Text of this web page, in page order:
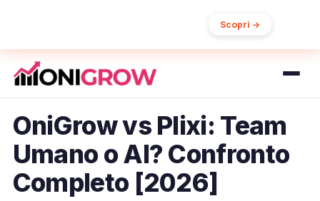
Scopri →
OniGrow vs Plixi: Team
Umano o AI? Confronto
Completo [2026]